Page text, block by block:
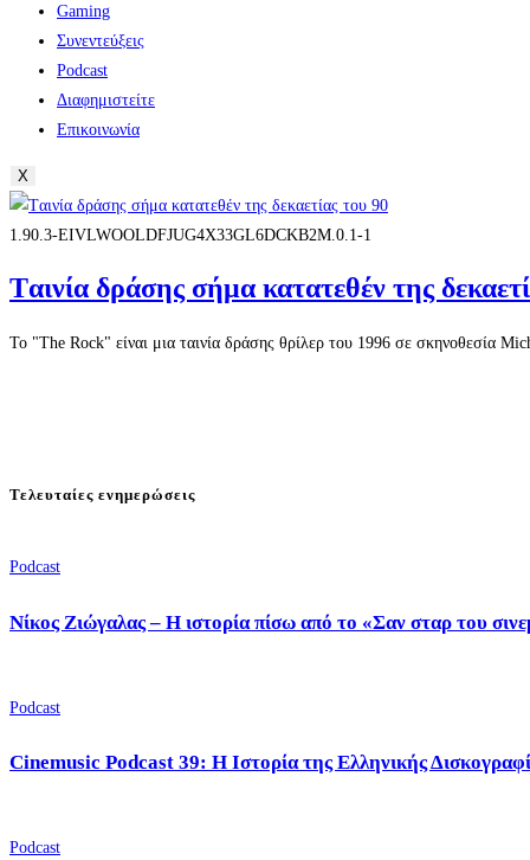
Gaming
Συνεντεύξεις
Podcast
Διαφημιστείτε
Επικοινωνία
X
1.90.3-EIVLWOOLDFJUG4X33GL6DCKB2M.0.1-1
Tαινία δράσης σήμα κατατεθέν της
Το "The Rock" είναι μια ταινία δράσης θρίλερ του 1996 σε σκηνοθεσία
Τελευταίες ενημερώσεις
Podcast
Νίκος Ζιώγαλας – Η ιστορία πίσω από το «Σαν σταρ του
Podcast
Cinemusic Podcast 39: Η Ιστορία της Ελληνικής
Podcast